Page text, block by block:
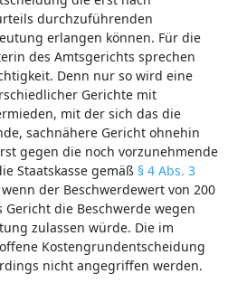
durchzuführenden
erlangen können. Für die
des Amtsgerichts sprechen
Denn nur so wird eine
Gerichte mit
mit der sich das die
sachnähere Gericht ohnehin
gegen die noch vorzunehmende
Staatskasse gemäß § 4 Abs. 3
der Beschwerdewert von 200
die Beschwerde wegen
zulassen würde. Die im
Kostengrundentscheidung
nicht angegriffen werden.